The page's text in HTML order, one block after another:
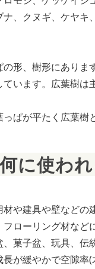
ナ、クヌギ、ケヤ
形、樹形にありま
います。広葉樹
ぱが平たく広葉樹
に使わ
や建具や壁などの
ローリング材な
菓子盆、玩具、伝
が緩やかで空隙